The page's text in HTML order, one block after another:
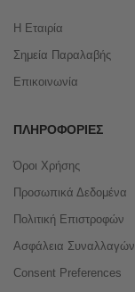
Η Εταιρία
Σημεία Παραλαβής
Επικοινωνία
ΠΛΗΡΟΦΟΡΊΕΣ
Όροι Χρήσης
Προσωπικά Δεδομένα
Πολιτική Επιστροφών
Ασφάλεια Συναλλαγών
Consent Preferences